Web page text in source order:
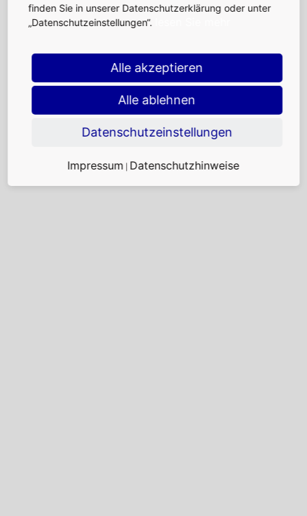
finden Sie in unserer Datenschutzerklärung oder unter
„Datenschutzeinstellungen“.
Alle akzeptieren
Alle ablehnen
Datenschutzeinstellungen
Impressum Datenschutzhinweise